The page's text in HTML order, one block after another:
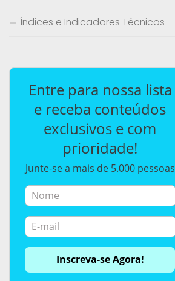
Índices e Indicadores Técnicos
Entre para nossa lista
e receba conteúdos
exclusivos e com
prioridade!
Junte-se a mais de 5.000 pessoas